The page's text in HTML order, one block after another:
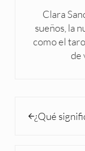
Clara
sueños, la
como el
de
¿Qué